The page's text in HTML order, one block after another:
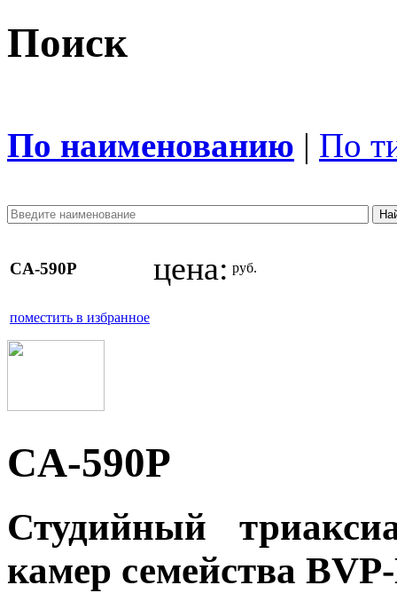
Поиск
По наименованию | По
CA-590P цена: руб.
поместить в избранное
CA-590P
Студийный
камер семейства